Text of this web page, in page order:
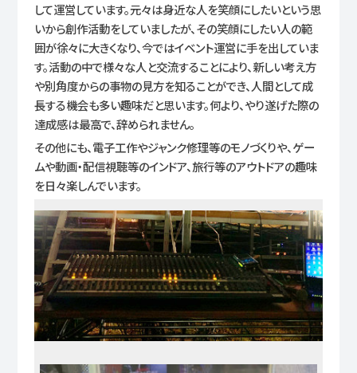
して運営しています。元々は身近な人を笑顔にしたいという思
いから創作活動をしていましたが、その笑顔にしたい人の範
囲が徐々に大きくなり、今ではイベント運営に手を出していま
す。活動の中で様々な人と交流することにより、新しい考え方
や別角度からの事物の見方を知ることができ、人間として成
長する機会も多い趣味だと思います。何より、やり遂げた際の
達成感は最高で、辞められません。
その他にも、電子工作やジャンク修理等のモノづくりや、ゲー
ムや動画・配信視聴等のインドア、旅行等のアウトドアの趣味
を日々楽しんでいます。